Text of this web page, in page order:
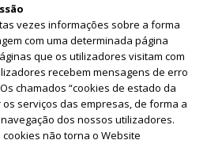
vezes informações sobre a forma
com uma determinada página
que os utilizadores visitam com
recebem mensagens de erro
chamados “cookies de estado da
serviços das empresas, de forma a
dos nossos utilizadores.
não torna o Website